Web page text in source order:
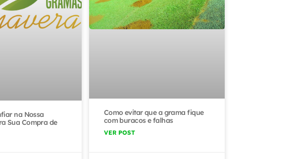
na Nossa
Sua Compra de
Como evitar que a grama fique
com buracos e falhas
VER POST